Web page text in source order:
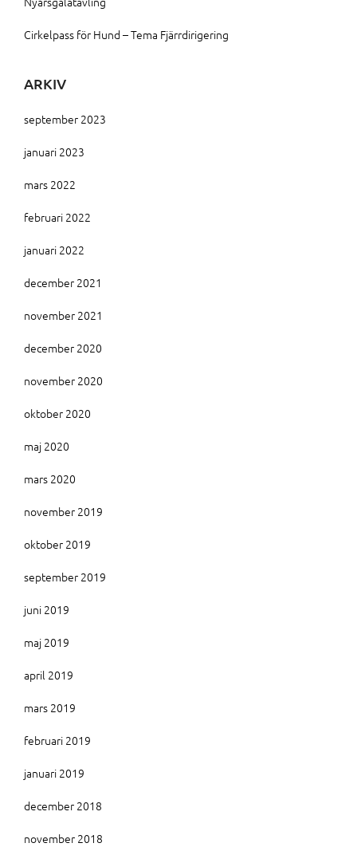
Cirkelpass för Hund – Tema Fjärrdirigering
ARKIV
september 2023
januari 2023
mars 2022
februari 2022
januari 2022
december 2021
november 2021
december 2020
november 2020
oktober 2020
maj 2020
mars 2020
november 2019
oktober 2019
september 2019
juni 2019
maj 2019
april 2019
mars 2019
februari 2019
januari 2019
december 2018
november 2018